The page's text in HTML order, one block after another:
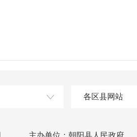
各区县网站
主办单位：朝阳县人民政府